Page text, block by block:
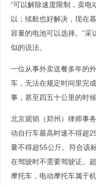
“可以解除速度限制，卖电
以；续航也好解决，现在
容量的电池可以选择。”采
似的说法。
一位从事外卖送餐多年的
车，无法在规定时间里完
事，甚至四五十公里的时候
北京观韬（郑州）律师事
动自行车最高时速不得超
量不得超55公斤。符合该
在驾驶时不需要驾驶证。
摩托车，电动摩托车属于